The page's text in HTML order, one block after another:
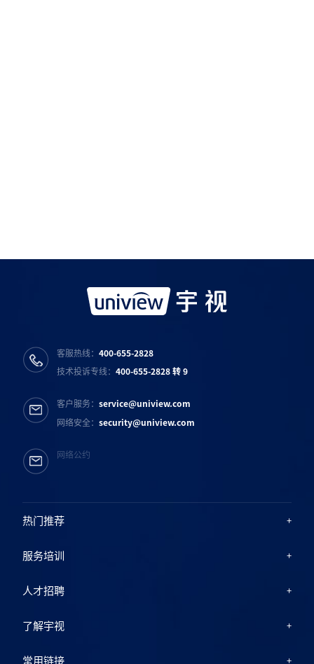
热门推荐
服务培训
人才招聘
了解宇视
常用链接
客服热线：400-655-2828
技术投诉专线：400-655-2828 转 9
客户服务：service@uniview.com
网络安全：security@uniview.com
网络公约